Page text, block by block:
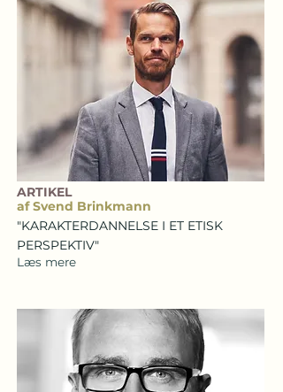
ARTIKEL
af Svend Brinkmann
"KARAKTERDANNELSE I ET ETISK
PERSPEKTIV"
Læs mere